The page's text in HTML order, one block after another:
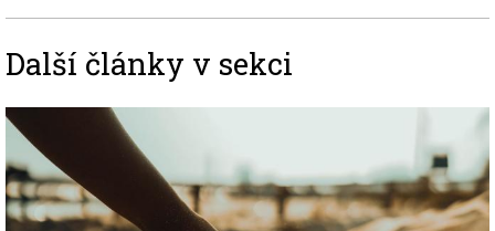
Další články v sekci
Image